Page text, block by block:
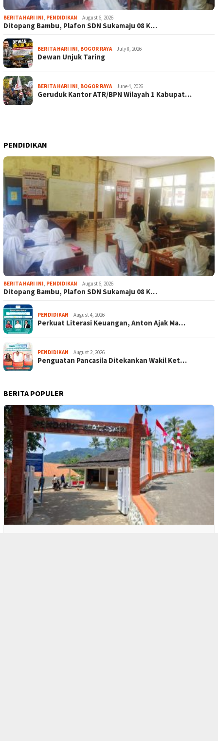
BERITA HARI INI, PENDIDIKAN August 6, 2026
Ditopang Bambu, Plafon SDN Sukamaju 08 K…
BERITA HARI INI, BOGOR RAYA July 8, 2026
Dewan Unjuk Taring
BERITA HARI INI, BOGOR RAYA June 4, 2026
Geruduk Kantor ATR/BPN Wilayah 1 Kabupat…
PENDIDIKAN
BERITA HARI INI, PENDIDIKAN August 6, 2026
Ditopang Bambu, Plafon SDN Sukamaju 08 K…
PENDIDIKAN August 4, 2026
Perkuat Literasi Keuangan, Anton Ajak Ma…
PENDIDIKAN August 2, 2026
Penguatan Pancasila Ditekankan Wakil Ket…
BERITA POPULER